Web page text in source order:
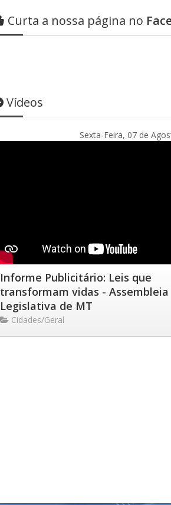
Curta a nossa página no
Vídeos
Sexta-Feira, 07 de
Informe Publicitário: Leis que
transformam vidas - Assembleia
Legislativa de MT
Cidades/Geral